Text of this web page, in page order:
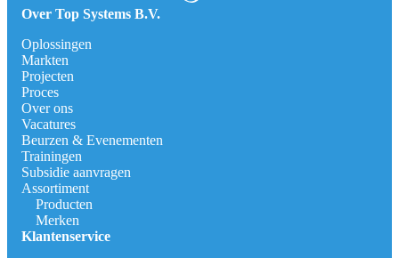
Over Top Systems B.V.
Oplossingen
Markten
Projecten
Proces
Over ons
Vacatures
Beurzen & Evenementen
Trainingen
Subsidie aanvragen
Assortiment
Producten
Merken
Klantenservice